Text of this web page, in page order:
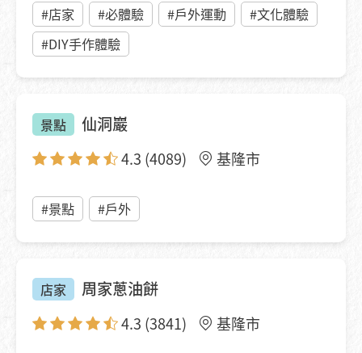
#店家 #必體驗 #戶外運動
#文化體驗
#DIY手作體驗
景點 仙洞巖
4.3 (4089) 基隆市
#景點 #戶外
店家 周家蔥油餅
4.3 (3841) 基隆市